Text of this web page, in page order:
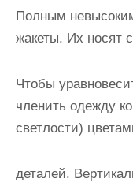
Полным
жакеты. Их носят
Чтобы
членить одежду
светлости)
деталей.